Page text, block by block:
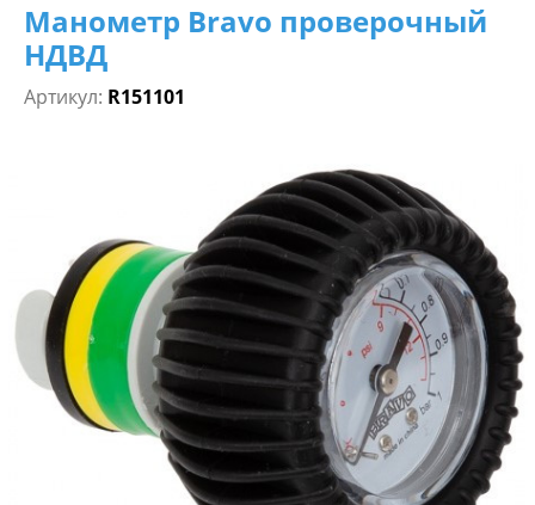
Манометр Bravo проверочный
НДВД
Артикул: R151101